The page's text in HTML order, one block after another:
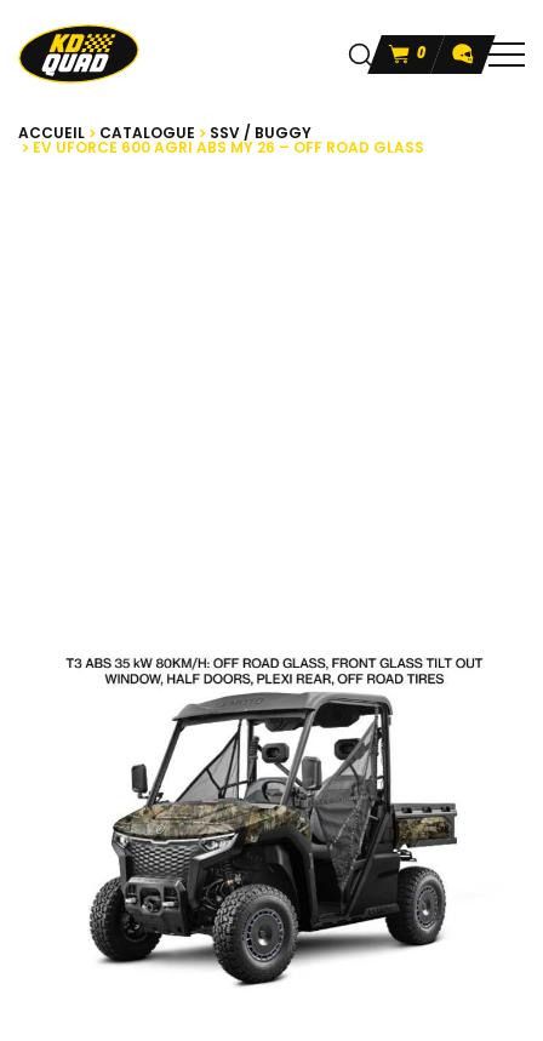
0
ACCUEIL CATALOGUE SSV / BUGGY
EV UFORCE 600 AGRI ABS MY 26 – OFF ROAD GLASS